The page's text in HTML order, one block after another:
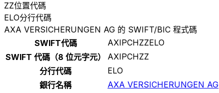
ZZ位置代碼
ELO分行代碼
AXA VERSICHERUNGEN AG 的 SWIFT/BIC 程式碼
SWIFT代碼
AXIPCHZZELO
SWIFT 代碼（8 位元字元）
AXIPCHZZ
分行代碼
ELO
銀行名稱
AXA VERSICHERUNGEN AG